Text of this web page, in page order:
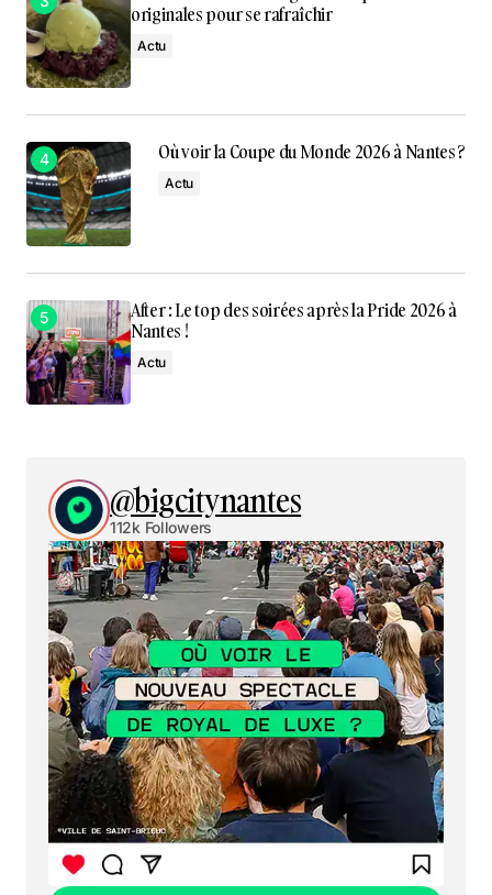
originales pour se rafraîchir
Actu
Où voir la Coupe du Monde 2026 à Nantes ?
Actu
After : Le top des soirées après la Pride 2026 à
Nantes !
Actu
@bigcitynantes
112k Followers